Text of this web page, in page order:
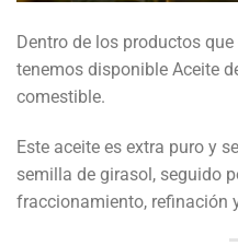
Dentro de los productos
tenemos disponible Aceite
comestible.
Este aceite es extra puro y
semilla de girasol, seguido
fraccionamiento, refinación